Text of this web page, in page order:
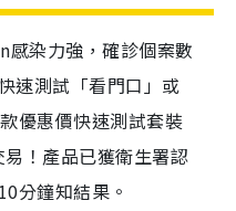
染力強，確診個案數
速測試「看門口」或
優惠價快速測試套裝
！產品已獲衛生署認
分鐘知結果。